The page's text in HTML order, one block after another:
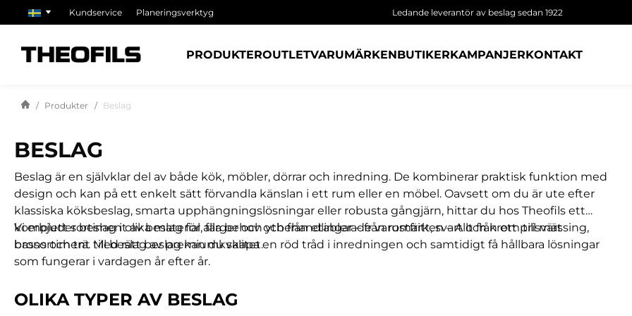
Kundservice Planeringsverktyg Ledande leverantör av beslag sedan 1922
PRODUKTEROUTLETVARUMÄRKENBUTIKERKAMPANJERKONTAKT
Produkter Beslag
BESLAG
Beslag är en självklar del av både kök, möbler, dörrar och inredning. De kombinerar praktisk funktion med
design och kan på ett enkelt sätt förvandla känslan i ett rum eller en möbel. Oavsett om du är ute efter
klassiska köksbeslag, smarta upphängningslösningar eller robusta gångjärn, hittar du hos Theofils ett
komplett sortiment av beslag för alla behov och från etablerade varumärken – Allt från ett prisvärt
bassortiment till beslag av premiumkvalitet.
Vi erbjuder beslag i olika material, färger och ytbehandlingar – från rostfritt, svart och krom till mässing,
brons och trä. Med rätt beslag kan du skapa en röd tråd i inredningen och samtidigt få hållbara lösningar
som fungerar i vardagen år efter år.
OLIKA TYPER AV BESLAG